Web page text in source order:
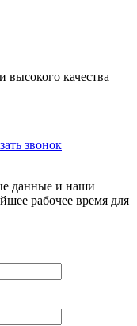
высокого качества
звонок
данные и наши
рабочее время для